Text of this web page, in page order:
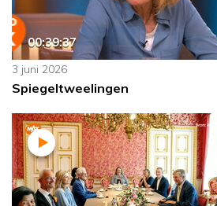
00:39:37
3 juni 2026
Spiegeltweelingen